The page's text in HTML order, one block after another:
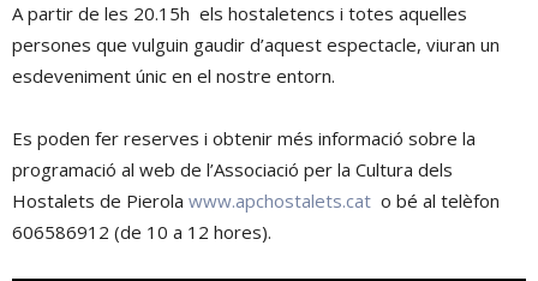
A partir de les 20.15h els hostaletencs i totes aquelles
persones que vulguin gaudir d’aquest espectacle, viuran un
esdeveniment únic en el nostre entorn.
Es poden fer reserves i obtenir més informació sobre la
programació al web de l’Associació per la Cultura dels
Hostalets de Pierola www.apchostalets.cat o bé al telèfon
606586912 (de 10 a 12 hores).